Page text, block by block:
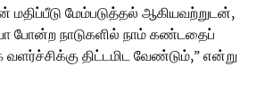
மேம்படுத்தல் ஆகியவற்றுடன்,
போன்ற நாடுகளில் நாம் கண்டதைப்
திட்டமிட வேண்டும்,” என்று